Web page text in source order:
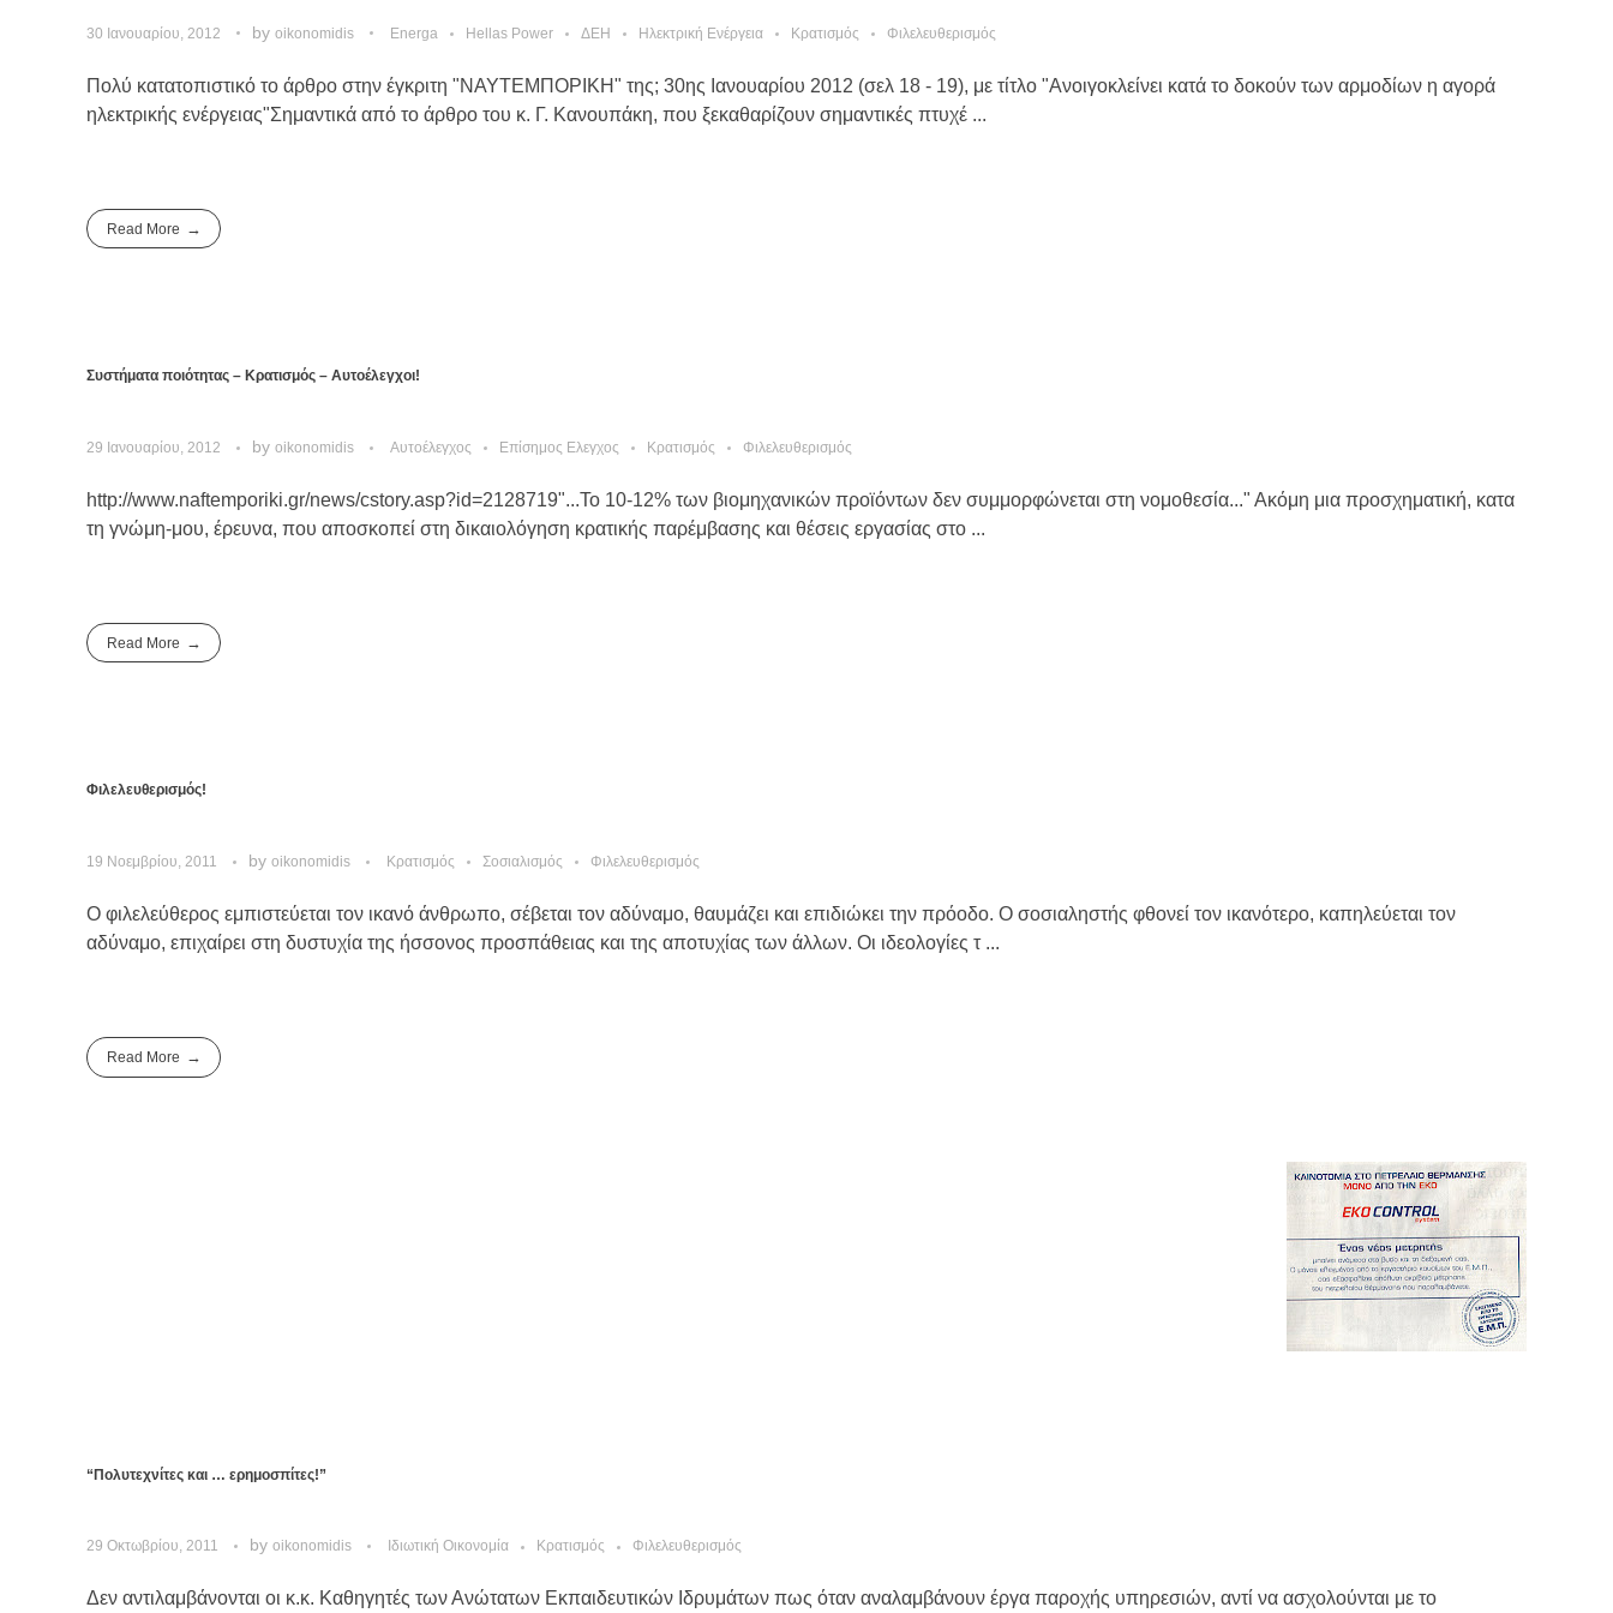
30 Ιανουαρίου, 2012 by oikonomidis Energa Hellas Power ΔΕΗ Ηλεκτρική Ενέργεια Κρατισμός Φιλελευθερισμός
Πολύ κατατοπιστικό το άρθρο στην έγκριτη "ΝΑΥΤΕΜΠΟΡΙΚΗ" της; 30ης Ιανουαρίου 2012 (σελ 18 - 19), με τίτλο "Ανοιγοκλείνει κατά το δοκούν των αρμοδίων η αγορά
ηλεκτρικής ενέργειας"Σημαντικά από το άρθρο του κ. Γ. Κανουπάκη, που ξεκαθαρίζουν σημαντικές πτυχέ ...
Read More
Συστήματα ποιότητας – Κρατισμός – Αυτοέλεγχοι!
29 Ιανουαρίου, 2012 by oikonomidis Αυτοέλεγχος Επίσημος Ελεγχος Κρατισμός Φιλελευθερισμός
http://www.naftemporiki.gr/news/cstory.asp?id=2128719"...Το 10-12% των βιομηχανικών προϊόντων δεν συμμορφώνεται στη νομοθεσία..." Ακόμη μια προσχηματική, κατα
τη γνώμη-μου, έρευνα, που αποσκοπεί στη δικαιολόγηση κρατικής παρέμβασης και θέσεις εργασίας στο ...
Read More
Φιλελευθερισμός!
19 Νοεμβρίου, 2011 by oikonomidis Κρατισμός Σοσιαλισμός Φιλελευθερισμός
Ο φιλελεύθερος εμπιστεύεται τον ικανό άνθρωπο, σέβεται τον αδύναμο, θαυμάζει και επιδιώκει την πρόοδο. Ο σοσιαληστής φθονεί τον ικανότερο, καπηλεύεται τον
αδύναμο, επιχαίρει στη δυστυχία της ήσσονος προσπάθειας και της αποτυχίας των άλλων. Οι ιδεολογίες τ ...
Read More
“Πολυτεχνίτες και … ερημοσπίτες!”
29 Οκτωβρίου, 2011 by oikonomidis Ιδιωτική Οικονομία Κρατισμός Φιλελευθερισμός
Δεν αντιλαμβάνονται οι κ.κ. Καθηγητές των Ανώτατων Εκπαιδευτικών Ιδρυμάτων πως όταν αναλαμβάνουν έργα παροχής υπηρεσιών, αντί να ασχολούνται με το